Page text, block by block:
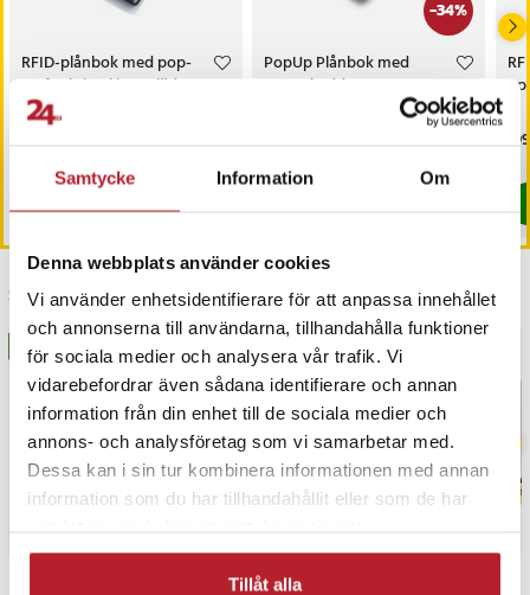
Samtycke Information Om
Denna webbplats använder cookies
Vi använder enhetsidentifierare för att anpassa innehållet
och annonserna till användarna, tillhandahålla funktioner
för sociala medier och analysera vår trafik. Vi
vidarebefordrar även sådana identifierare och annan
information från din enhet till de sociala medier och
annons- och analysföretag som vi samarbetar med.
Dessa kan i sin tur kombinera informationen med annan
information som du har tillhandahållit eller som de har
Tillåt alla
RFID-plånbok med pop-
up funktion i konstläder
– mörkbrun
-34%
PopUp Plånbok med
RFID-skydd Svart
Senast besökta
BÄSTSÄLJARE BÄSTSÄLJARE